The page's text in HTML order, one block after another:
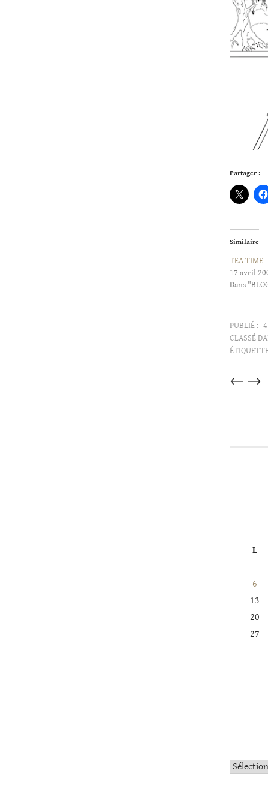
Partager :
Similaire
TEA TIME
17 avril
Dans
PUBLIÉ :
CLASSÉ
Articles
→
←
L
6
13
20
27